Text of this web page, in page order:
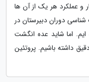
و عملکرد هر یک از آن ها
دوران دبیرستان در
اما شاید عده انگشت
داشته باشیم. پروتئین